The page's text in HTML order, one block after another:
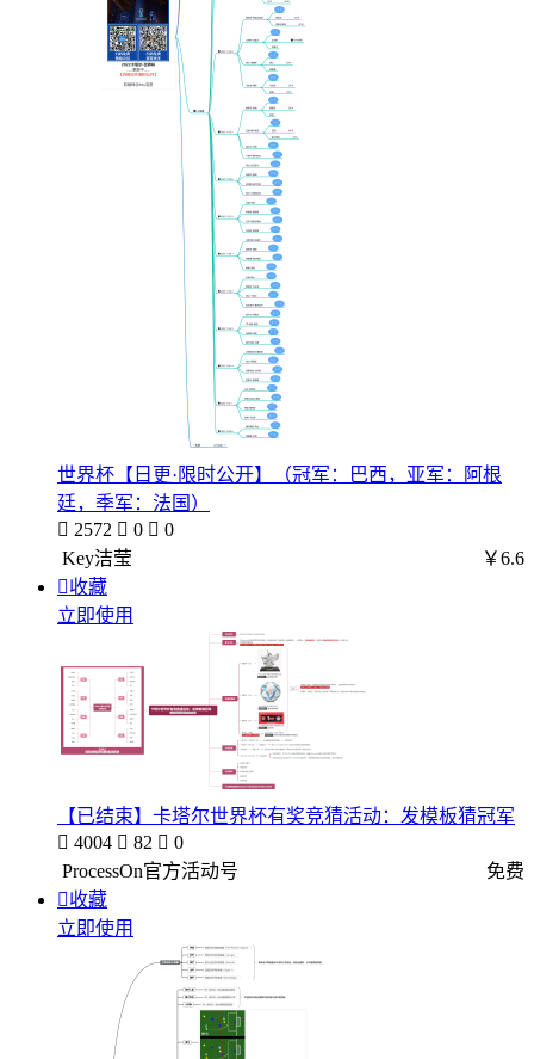
世界杯【日更·限时公开】（冠军：巴西，亚军：阿根
廷，季军：法国）
 2572  0  0
Key洁莹
￥6.6
收藏
立即使用
【已结束】卡塔尔世界杯有奖竞猜活动：发模板猜冠军
 4004  82  0
ProcessOn官方活动号
免费
收藏
立即使用